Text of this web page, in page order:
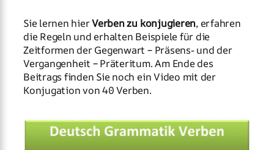
Sie lernen hierVerben zu konjugieren, erfahren
die Regeln und erhalten Beispiele für die
Zeitformen der Gegenwart – Präsens- und der
Vergangenheit – Präteritum. Am Ende des
Beitrags finden Sie noch ein Video mit der
Konjugation von 40 Verben.